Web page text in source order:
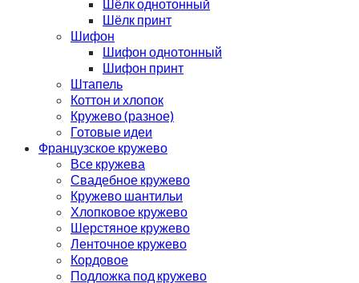
Шёлк однотонный
Шёлк принт
Шифон
Шифон однотонный
Шифон принт
Штапель
Коттон и хлопок
Кружево (разное)
Готовые идеи
Французское кружево
Все кружева
Свадебное кружево
Кружево шантильи
Хлопковое кружево
Шерстяное кружево
Ленточное кружево
Кордовое
Подложка под кружево